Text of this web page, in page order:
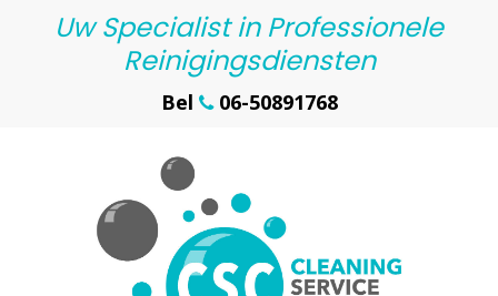
Uw Specialist in Professionele
Reinigingsdiensten
Bel 06-50891768